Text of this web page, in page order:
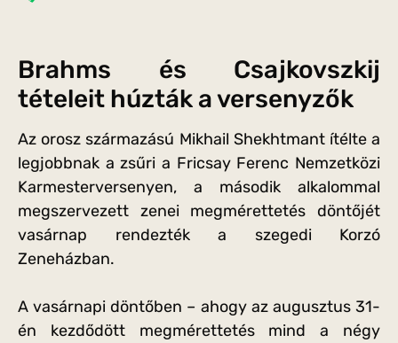
Brahms és Csajkovszkij
tételeit húzták a versenyzők
Az orosz származású Mikhail Shekhtmant ítélte a
legjobbnak a zsűri a Fricsay Ferenc Nemzetközi
Karmesterversenyen, a második alkalommal
megszervezett zenei megmérettetés döntőjét
vasárnap rendezték a szegedi Korzó
Zeneházban.
A vasárnapi döntőben – ahogy az augusztus 31-
én kezdődött megmérettetés mind a négy